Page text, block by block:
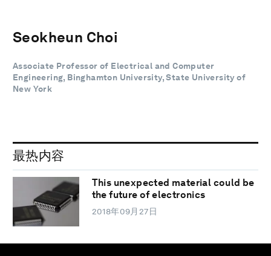
Seokheun Choi
Associate Professor of Electrical and Computer
Engineering, Binghamton University, State University of
New York
最热内容
This unexpected material could be
the future of electronics
2018年09月27日